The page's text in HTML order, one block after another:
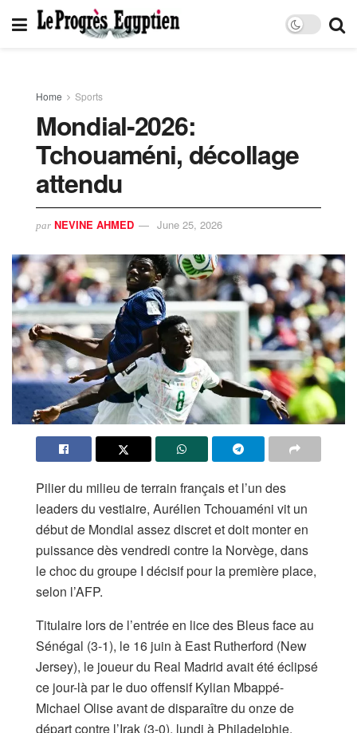
Home Sports
Mondial-2026:
Tchouaméni, décollage
attendu
par NEVINE AHMED June 25, 2026
Pilier du milieu de terrain français et l’un des
leaders du vestiaire, Aurélien Tchouaméni vit un
début de Mondial assez discret et doit monter en
puissance dès vendredi contre la Norvège, dans
le choc du groupe I décisif pour la première place,
selon l’AFP.
Titulaire lors de l’entrée en lice des Bleus face au
Sénégal (3-1), le 16 juin à East Rutherford (New
Jersey), le joueur du Real Madrid avait été éclipsé
ce jour-là par le duo offensif Kylian Mbappé-
Michael Olise avant de disparaître du onze de
départ contre l’Irak (3-0), lundi à Philadelphie,